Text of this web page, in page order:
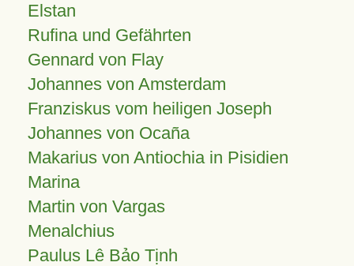
Elstan
Rufina und Gefährten
Gennard von Flay
Johannes von Amsterdam
Franziskus vom heiligen Joseph
Johannes von Ocaña
Makarius von Antiochia in Pisidien
Marina
Martin von Vargas
Menalchius
Paulus Lê Bảo Tịnh